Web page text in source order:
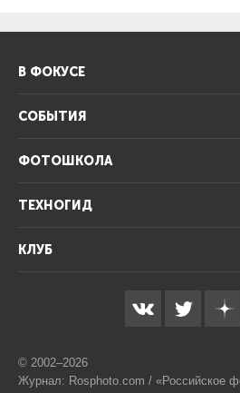
В ФОКУСЕ
СОБЫТИЯ
ФОТОШКОЛА
ТЕХНОГИД
КЛУБ
© 2002–2026
Журнал: Rosphoto.com / «Российское